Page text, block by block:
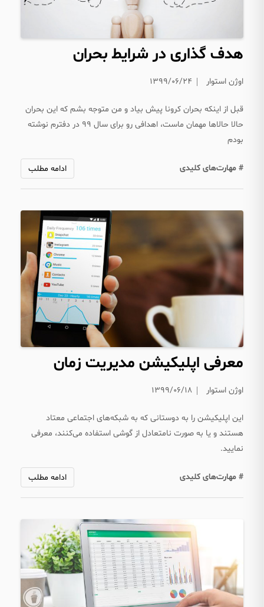
هدف گذاری در شرایط بحران
اوژن استوار ۱۳۹۹/۰۶/۲۴
قبل از اینکه بحران کرونا پیش بیاد و من متوجه بشم که این بحران
حالا حالاها مهمان ماست، اهدافی رو برای سال ۹۹ در دفترم نوشته
بودم
# مهارت‌های کلیدی ادامه مطلب
معرفی اپلیکیشن مدیریت زمان
اوژن استوار ۱۳۹۹/۰۶/۱۸
این اپلیکیشن را به دوستانی که به شبکه‌های اجتماعی معتاد
هستند و یا به صورت نامتعادل از گوشی استفاده می‌کنند، معرفی
نمایید.
# مهارت‌های کلیدی ادامه مطلب